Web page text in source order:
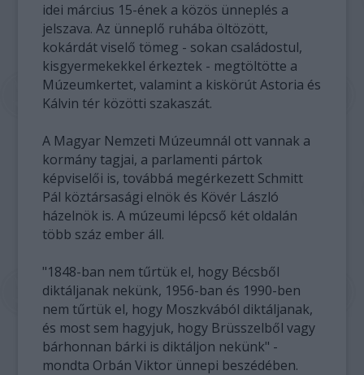
idei március 15-ének a közös ünneplés a
jelszava. Az ünneplő ruhába öltözött,
kokárdát viselő tömeg - sokan családostul,
kisgyermekekkel érkeztek - megtöltötte a
Múzeumkertet, valamint a kiskörút Astoria és
Kálvin tér közötti szakaszát.
A Magyar Nemzeti Múzeumnál ott vannak a
kormány tagjai, a parlamenti pártok
képviselői is, továbbá megérkezett Schmitt
Pál köztársasági elnök és Kövér László
házelnök is. A múzeumi lépcső két oldalán
több száz ember áll.
"1848-ban nem tűrtük el, hogy Bécsből
diktáljanak nekünk, 1956-ban és 1990-ben
nem tűrtük el, hogy Moszkvából diktáljanak,
és most sem hagyjuk, hogy Brüsszelből vagy
bárhonnan bárki is diktáljon nekünk" -
mondta Orbán Viktor ünnepi beszédében.